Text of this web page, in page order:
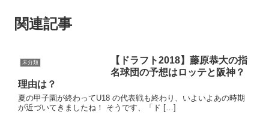
関連記事
未分類
【ドラフト2018】藤原恭大の指
名球団の予想はロッテと阪神？
理由は？
夏の甲子園が終わってU18 の代表戦も終わり、いよいよあの時期
が近づいてきましたね！ そうです、「ド […]